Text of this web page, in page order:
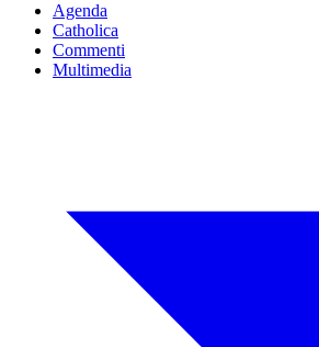
Agenda
Catholica
Commenti
Multimedia